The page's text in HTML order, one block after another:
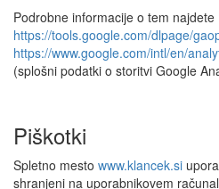
Podrobne informacije o tem najdete
https://tools.google.com/dlpage/
https://www.google.com/intl/en/
(splošni podatki o storitvi Google
Piškotki
Spletno mesto www.klancek.si
shranjeni na uporabnikovem